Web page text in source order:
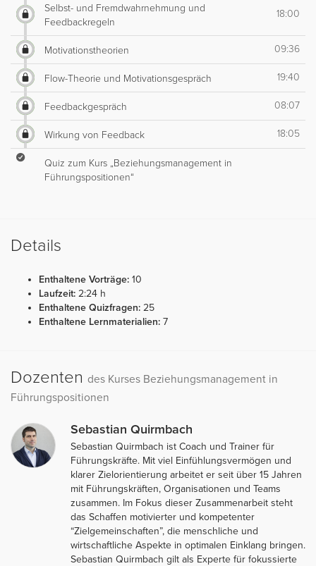
Selbst- und Fremdwahrnehmung und
Feedbackregeln
18:00
Motivationstheorien 09:36
Flow-Theorie und Motivationsgespräch 19:40
Feedbackgespräch 08:07
Wirkung von Feedback 18:05
Quiz zum Kurs „Beziehungsmanagement in
Führungspositionen“
Details
Enthaltene Vorträge: 10
Laufzeit: 2:24 h
Enthaltene Quizfragen: 25
Enthaltene Lernmaterialien: 7
Dozenten des Kurses Beziehungsmanagement in
Führungspositionen
Sebastian Quirmbach
Sebastian Quirmbach ist Coach und Trainer für
Führungskräfte. Mit viel Einfühlungsvermögen und
klarer Zielorientierung arbeitet er seit über 15 Jahren
mit Führungskräften, Organisationen und Teams
zusammen. Im Fokus dieser Zusammenarbeit steht
das Schaffen motivierter und kompetenter
“Zielgemeinschaften”, die menschliche und
wirtschaftliche Aspekte in optimalen Einklang bringen.
Sebastian Quirmbach gilt als Experte für fokussierte